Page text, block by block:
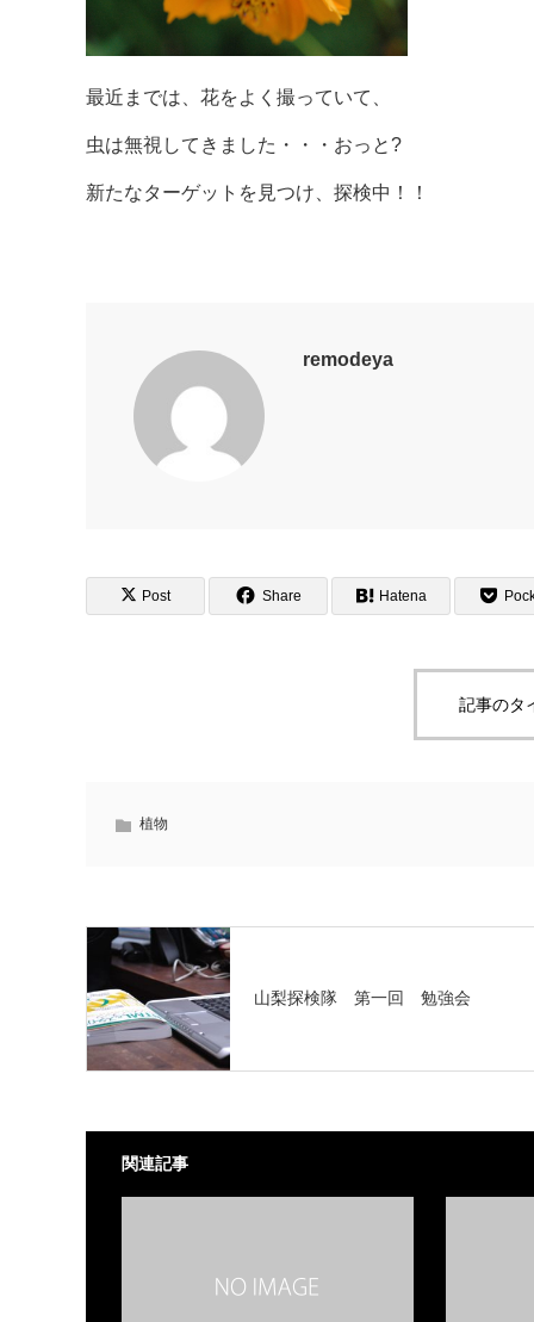
最近までは、花をよく撮っていて、
虫は無視してきました・・・おっと?
新たなターゲットを見つけ、探検中！！
remodeya
Post Share Hatena
記事のタ
植物
山梨探検隊 第一回 勉強会
関連記事